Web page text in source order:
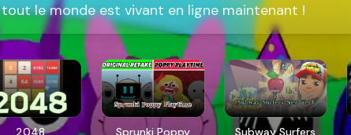
tout le monde est vivant en ligne maintenant !
2048
Sprunki Poppy
Subway Surfers